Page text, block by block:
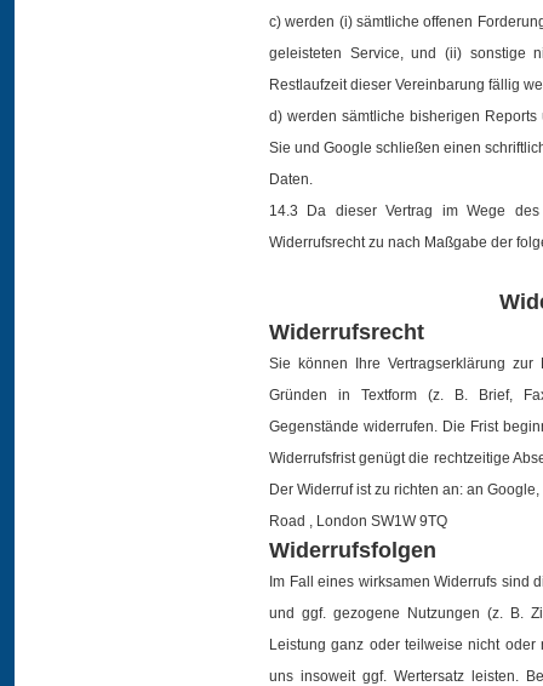
c) werden (i) sämtliche offenen
geleisteten Service, und (ii) sonstige
Restlaufzeit dieser Vereinbarung fällig
d) werden sämtliche bisherigen
Sie und Google schließen einen
Daten.
14.3 Da dieser Vertrag im Wege
Widerrufsrecht zu nach Maßgabe der
Widerrufsrecht
Sie können Ihre Vertragserklärung
Gründen in Textform (z. B. Brief,
Gegenstände widerrufen. Die Frist
Widerrufsfrist genügt die rechtzeitige
Der Widerruf ist zu richten an: an
Road , London SW1W 9TQ
Widerrufsfolgen
Im Fall eines wirksamen Widerrufs sind
und ggf. gezogene Nutzungen (z. B.
Leistung ganz oder teilweise nicht
uns insoweit ggf. Wertersatz leisten.